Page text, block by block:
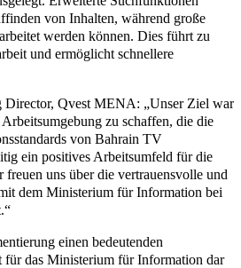
von Inhalten, während große
werden können. Dies führt zu
und ermöglicht schnellere
Director, Qvest MENA: „Unser Ziel war
zu schaffen, die die
von Bahrain TV
ein positives Arbeitsumfeld für die
uns über die vertrauensvolle und
dem Ministerium für Information bei
einen bedeutenden
für das Ministerium für Information dar